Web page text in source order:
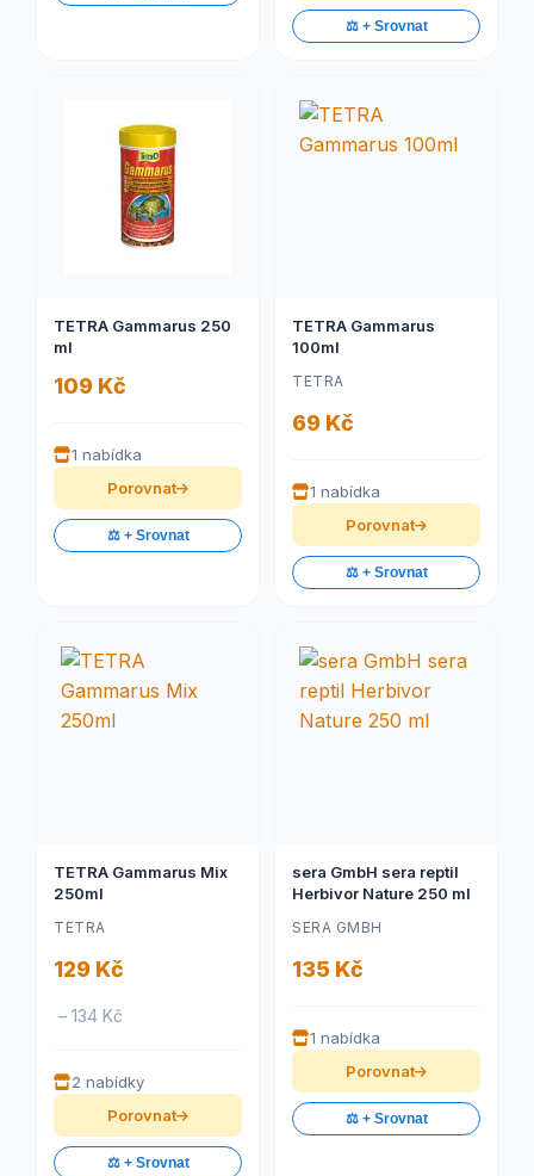
⚖️ + Srovnat
TETRA Gammarus 250
ml
109 Kč
1 nabídka
Porovnat
⚖️ + Srovnat
TETRA Gammarus
100ml
TETRA
69 Kč
1 nabídka
Porovnat
⚖️ + Srovnat
TETRA Gammarus Mix
250ml
TETRA
129 Kč
– 134 Kč
2 nabídky
Porovnat
⚖️ + Srovnat
sera GmbH sera reptil
Herbivor Nature 250 ml
SERA GMBH
135 Kč
1 nabídka
Porovnat
⚖️ + Srovnat